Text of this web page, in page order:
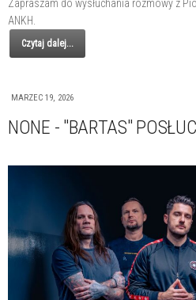
Zapraszam do wysłuchania rozmowy z
ANKH.
Czytaj dalej...
MARZEC 19, 2026
NONE - "BARTAS"